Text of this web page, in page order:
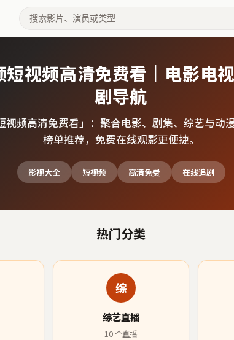
短视频高清免费看｜电影电
剧导航
视频高清免费看 」：聚合电影、剧集、综艺与动
榜单推荐，免费在线观影更便捷。
影视大全 短视频 高清免费 在线追剧
热门分类
综
综艺直播
10 个直播